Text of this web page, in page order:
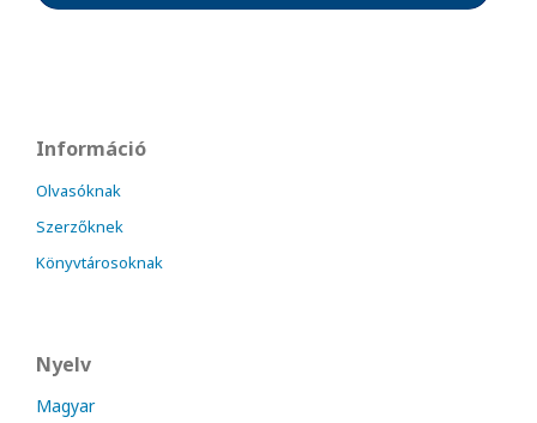
Információ
Olvasóknak
Szerzőknek
Könyvtárosoknak
Nyelv
Magyar